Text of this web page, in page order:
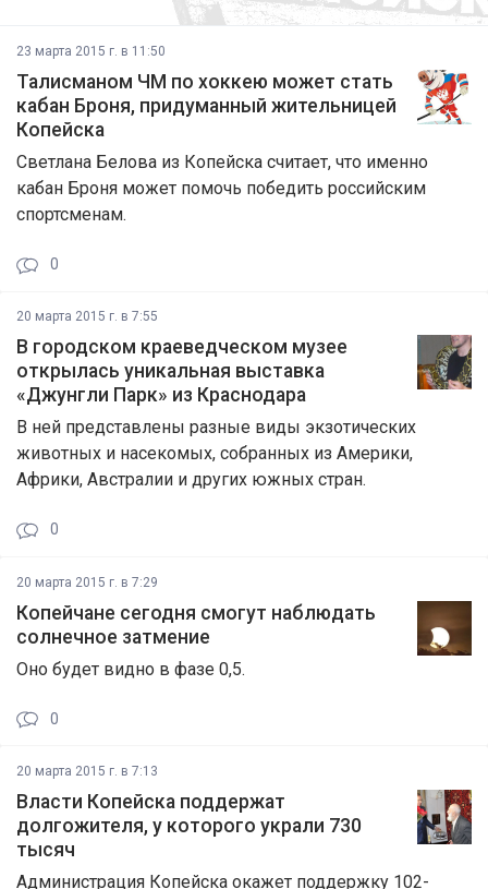
23 марта 2015 г. в 11:50
Талисманом ЧМ по хоккею может стать
кабан Броня, придуманный жительницей
Копейска
Светлана Белова из Копейска считает, что именно
кабан Броня может помочь победить российским
спортсменам.
0
20 марта 2015 г. в 7:55
В городском краеведческом музее
открылась уникальная выставка
«Джунгли Парк» из Краснодара
В ней представлены разные виды экзотических
животных и насекомых, собранных из Америки,
Африки, Австралии и других южных стран.
0
20 марта 2015 г. в 7:29
Копейчане сегодня смогут наблюдать
солнечное затмение
Оно будет видно в фазе 0,5.
0
20 марта 2015 г. в 7:13
Власти Копейска поддержат
долгожителя, у которого украли 730
тысяч
Администрация Копейска окажет поддержку 102-